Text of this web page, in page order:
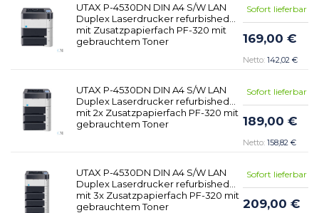
UTAX P-4530DN DIN A4 S/W LAN
Duplex Laserdrucker refurbished
mit Zusatzpapierfach PF-320 mit
gebrauchtem Toner
Sofort lieferbar
169,00 €
142,02 €
UTAX P-4530DN DIN A4 S/W LAN
Duplex Laserdrucker refurbished
mit 2x Zusatzpapierfach PF-320 mit
gebrauchtem Toner
Sofort lieferbar
189,00 €
158,82 €
UTAX P-4530DN DIN A4 S/W LAN
Duplex Laserdrucker refurbished
mit 3x Zusatzpapierfach PF-320 mit
gebrauchtem Toner
Sofort lieferbar
209,00 €